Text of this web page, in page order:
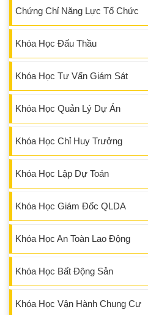
Chứng Chỉ Năng Lực Tổ Chức
Khóa Học Đấu Thầu
Khóa Học Tư Vấn Giám Sát
Khóa Học Quản Lý Dự Án
Khóa Học Chỉ Huy Trưởng
Khóa Học Lập Dự Toán
Khóa Học Giám Đốc QLDA
Khóa Học An Toàn Lao Động
Khóa Học Bất Động Sản
Khóa Học Vận Hành Chung Cư